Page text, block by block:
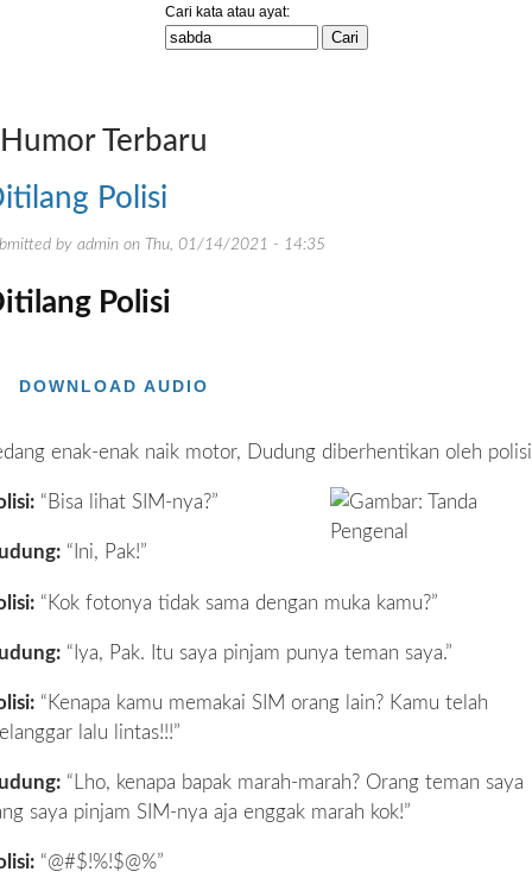
Humor Terbaru
Polisi
by admin on Thu, 01/14/2021 - 14:35
Polisi
DOWNLOAD AUDIO
enak-enak naik motor, Dudung diberhentikan oleh
“Bisa lihat SIM-nya?”
“Ini, Pak!”
“Kok fotonya tidak sama dengan muka kamu?”
“Iya, Pak. Itu saya pinjam punya teman saya.”
“Kenapa kamu memakai SIM orang lain? Kamu telah
lalu lintas!!!”
“Lho, kenapa bapak marah-marah? Orang teman saya
saya pinjam SIM-nya aja enggak marah kok!”
“@#$!%!$@%”